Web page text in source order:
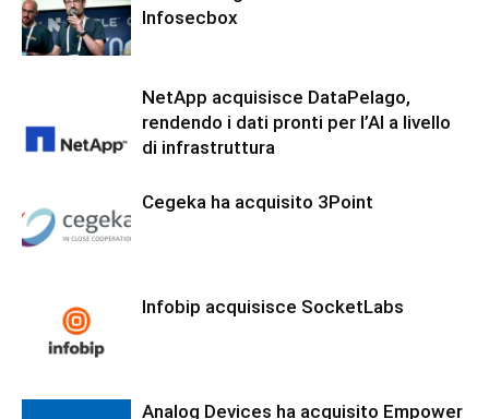
Infosecbox
NetApp acquisisce DataPelago,
rendendo i dati pronti per l’AI a livello
di infrastruttura
Cegeka ha acquisito 3Point
Infobip acquisisce SocketLabs
Analog Devices ha acquisito Empower